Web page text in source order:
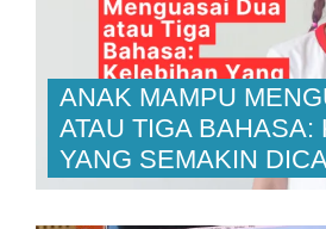
ANAK MAMPU
ATAU TIGA BAHASA:
YANG SEMAKIN